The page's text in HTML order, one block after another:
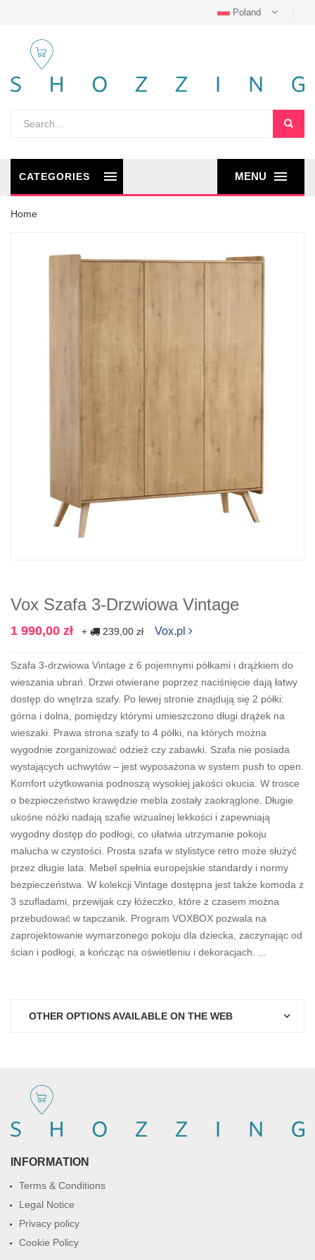
Poland
MENU
CATEGORIES
Home
Vox Szafa 3-Drzwiowa Vintage
1 990,00 zł + 239,00 zł Vox.pl
Szafa 3-drzwiowa Vintage z 6 pojemnymi półkami i drążkiem do
wieszania ubrań. Drzwi otwierane poprzez naciśnięcie dają łatwy
dostęp do wnętrza szafy. Po lewej stronie znajdują się 2 półki:
górna i dolna, pomiędzy którymi umieszczono długi drążek na
wieszaki. Prawa strona szafy to 4 półki, na których można
wygodnie zorganizować odzież czy zabawki. Szafa nie posiada
wystających uchwytów – jest wyposażona w system push to open.
Komfort użytkowania podnoszą wysokiej jakości okucia. W trosce
o bezpieczeństwo krawędzie mebla zostały zaokrąglone. Długie
ukośne nóżki nadają szafie wizualnej lekkości i zapewniają
wygodny dostęp do podłogi, co ułatwia utrzymanie pokoju
malucha w czystości. Prosta szafa w stylistyce retro może służyć
przez długie lata. Mebel spełnia europejskie standardy i normy
bezpieczeństwa. W kolekcji Vintage dostępna jest także komoda z
3 szufladami, przewijak czy łóżeczko, które z czasem można
przebudować w tapczanik. Program VOXBOX pozwala na
zaprojektowanie wymarzonego pokoju dla dziecka, zaczynając od
ścian i podłogi, a kończąc na oświetleniu i dekoracjach. ...
OTHER OPTIONS AVAILABLE ON THE WEB
INFORMATION
Terms & Conditions
Legal Notice
Privacy policy
Cookie Policy